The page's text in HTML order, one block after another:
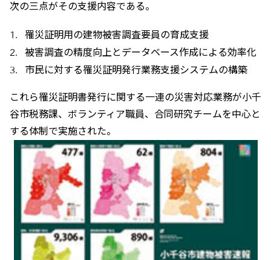
次の三点がその支援内容である。
罹災証明用の建物被害調査要員の育成支援
被害調査の精度向上とデータベース作成による効率化
市民に対する罹災証明発行業務支援システムの構築
これら罹災証明書発行に関する一連の災害対応業務が小千
谷市税務課、ボランティア職員、合同研究チームを中心と
する体制で実施された。